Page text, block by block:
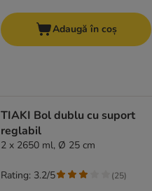
Adaugă în coș
TIAKI Bol dublu cu suport
reglabil
2 x 2650 ml, Ø 25 cm
Rating: 3.2/5 (25)